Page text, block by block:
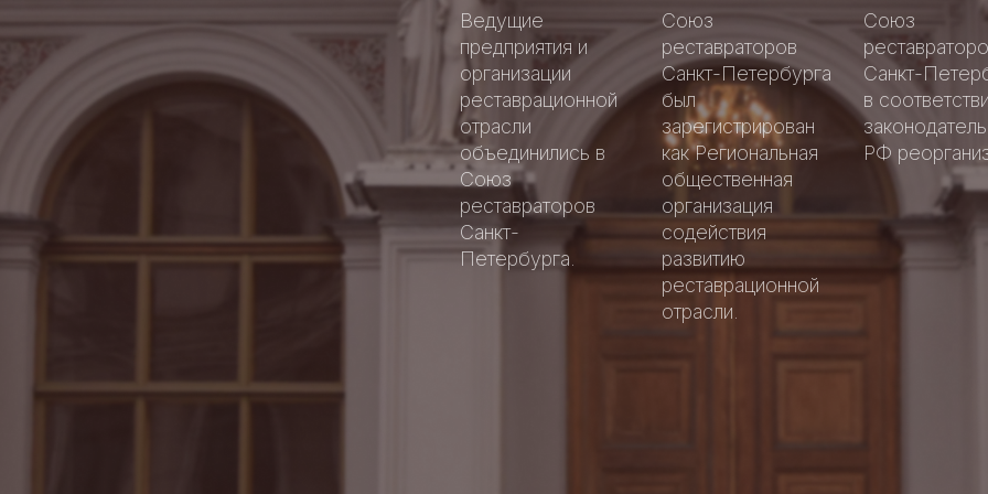
Ведущие
предприятия и
организации
реставрационной
отрасли
объединились в
Союз
реставраторов
Санкт-
Петербурга.
Союз
реставраторов
Санкт-Петербурга
был
зарегистрирован
как Региональная
общественная
организация
содействия
развитию
реставрационной
отрасли.
Союз
Санкт-
в
РФ
Аллея
славы
Добрые
дела
Аллея
славы
Добрые
дела